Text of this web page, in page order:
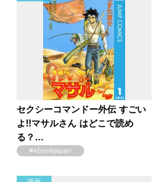
セクシーコマンドー外伝 すごい
よ!!マサルさん はどこで読め
る？…
#ebookjapan